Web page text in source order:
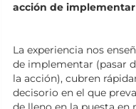
acción de
La experiencia nos
de implementar (pasar
la acción), cubren
decisorio en el que